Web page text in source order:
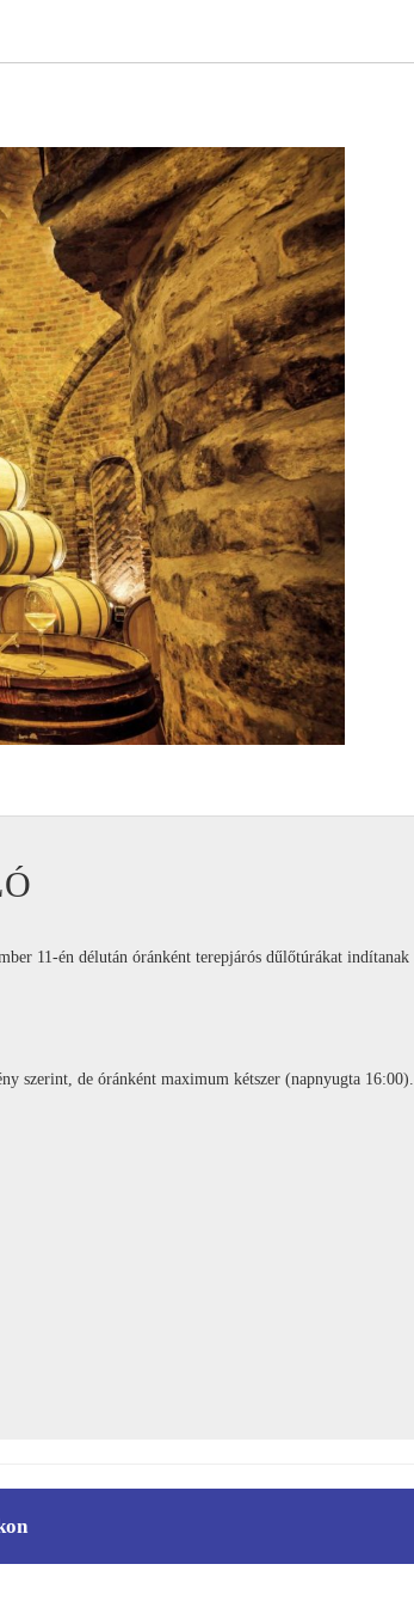
11-én délután óránként terepjárós dűlőtúrákat indítanak
szerint, de óránként maximum kétszer (napnyugta 16:00).